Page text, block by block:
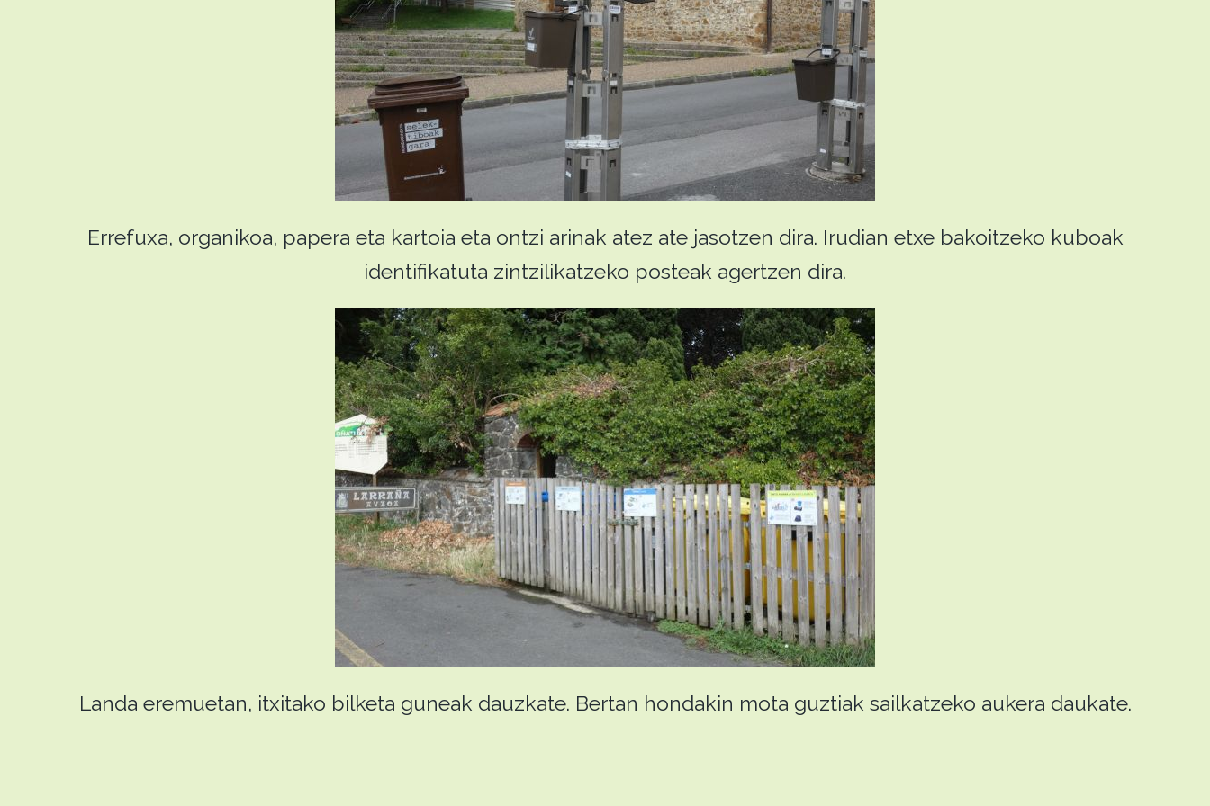
Errefuxa, organikoa, papera eta kartoia eta ontzi arinak atez ate jasotzen dira. Irudian etxe bakoitzeko kuboak
identifikatuta zintzilikatzeko posteak agertzen dira.
Landa eremuetan, itxitako bilketa guneak dauzkate. Bertan hondakin mota guztiak sailkatzeko aukera daukate.